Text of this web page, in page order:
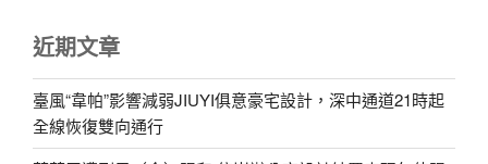
近期文章
臺風“韋帕”影響減弱JIUYI俱意豪宅設計，深中通道21時起
全線恢復雙向通行